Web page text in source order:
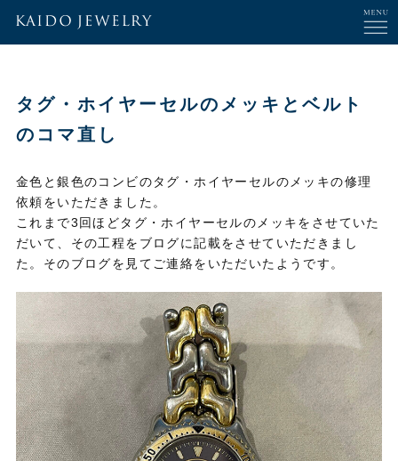
タグ・ホイヤーセルのメッキとベルト
のコマ直し
金色と銀色のコンビのタグ・ホイヤーセルのメッキの修理
依頼をいただきました。
これまで3回ほどタグ・ホイヤーセルのメッキをさせていた
だいて、その工程をブログに記載をさせていただきまし
た。そのブログを見てご連絡をいただいたようです。